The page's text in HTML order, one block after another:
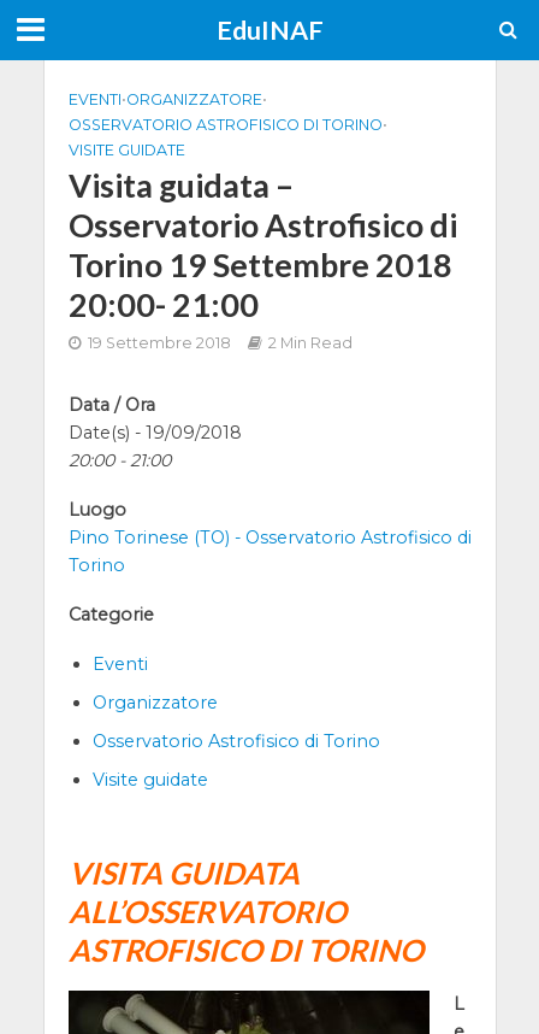
EduINAF
EVENTI•ORGANIZZATORE•
OSSERVATORIO ASTROFISICO DI TORINO•
VISITE GUIDATE
Visita guidata –
Osservatorio Astrofisico di
Torino 19 Settembre 2018
20:00- 21:00
19 Settembre 2018 2 Min Read
Data / Ora
Date(s) - 19/09/2018
20:00 - 21:00
Luogo
Pino Torinese (TO) - Osservatorio Astrofisico di
Torino
Categorie
Eventi
Organizzatore
Osservatorio Astrofisico di Torino
Visite guidate
VISITA GUIDATA
ALL’OSSERVATORIO
ASTROFISICO DI TORINO
L